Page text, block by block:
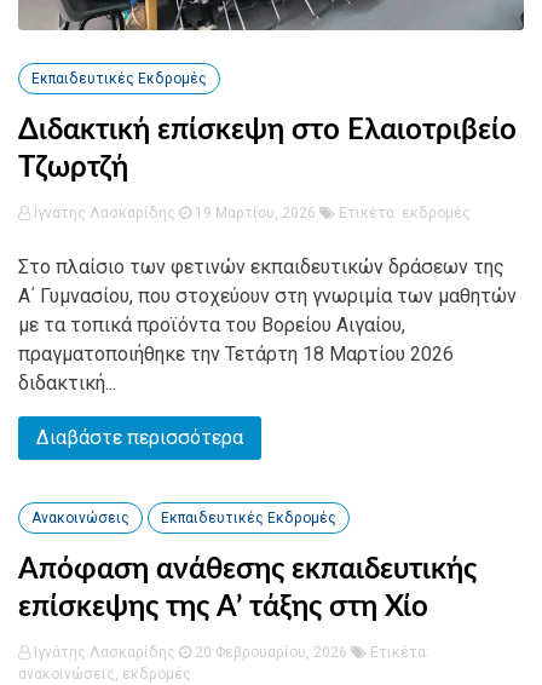
Εκπαιδευτικές Εκδρομές
Διδακτική επίσκεψη στο Ελαιοτριβείο
Τζωρτζή
Ιγνάτης Λασκαρίδης 19 Μαρτίου, 2026 Ετικέτα: εκδρομές
Στο πλαίσιο των φετινών εκπαιδευτικών δράσεων της
Α΄ Γυμνασίου, που στοχεύουν στη γνωριμία των μαθητών
με τα τοπικά προϊόντα του Βορείου Αιγαίου,
πραγματοποιήθηκε την Τετάρτη 18 Μαρτίου 2026
διδακτική...
Διαβάστε περισσότερα
Ανακοινώσεις Εκπαιδευτικές Εκδρομές
Απόφαση ανάθεσης εκπαιδευτικής
επίσκεψης της Α’ τάξης στη Χίο
Ιγνάτης Λασκαρίδης 20 Φεβρουαρίου, 2026
Ετικέτα:
ανακοινώσεις, εκδρομές